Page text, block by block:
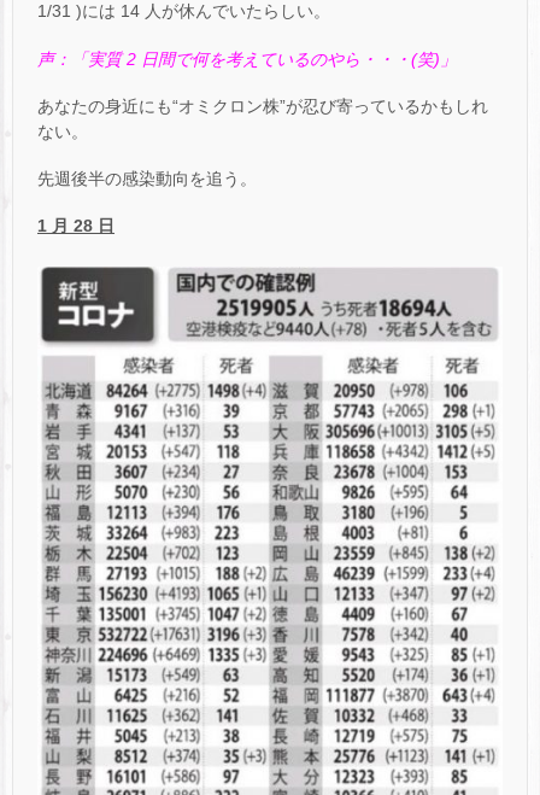
1/31 )には 14 人が休んでいたらしい。
声：「実質 2 日間で何を考えているのやら・・・(笑)」
あなたの身近にも“オミクロン株”が忍び寄っているかもしれ
ない。
先週後半の感染動向を追う。
1 月 28 日